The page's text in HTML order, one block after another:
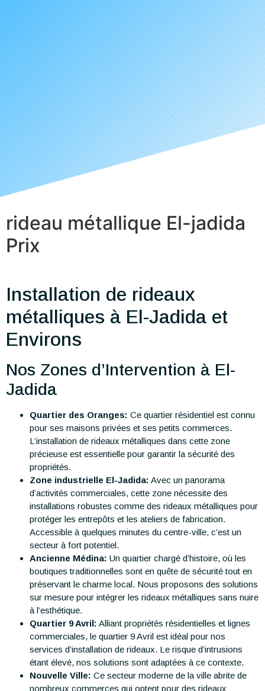
rideau métallique El-jadida
Prix
Installation de rideaux
métalliques à El-Jadida et
Environs
Nos Zones d’Intervention à El-
Jadida
Quartier des Oranges: Ce quartier résidentiel est connu
pour ses maisons privées et ses petits commerces.
L’installation de rideaux métalliques dans cette zone
précieuse est essentielle pour garantir la sécurité des
propriétés.
Zone industrielle El-Jadida: Avec un panorama
d’activités commerciales, cette zone nécessite des
installations robustes comme des rideaux métalliques pour
protéger les entrepôts et les ateliers de fabrication.
Accessible à quelques minutes du centre-ville, c’est un
secteur à fort potentiel.
Ancienne Médina: Un quartier chargé d’histoire, où les
boutiques traditionnelles sont en quête de sécurité tout en
préservant le charme local. Nous proposons des solutions
sur mesure pour intégrer les rideaux métalliques sans nuire
à l’esthétique.
Quartier 9 Avril: Alliant propriétés résidentielles et lignes
commerciales, le quartier 9 Avril est idéal pour nos
services d’installation de rideaux. Le risque d’intrusions
étant élevé, nos solutions sont adaptées à ce contexte.
Nouvelle Ville: Ce secteur moderne de la ville abrite de
nombreux commerces qui optent pour des rideaux